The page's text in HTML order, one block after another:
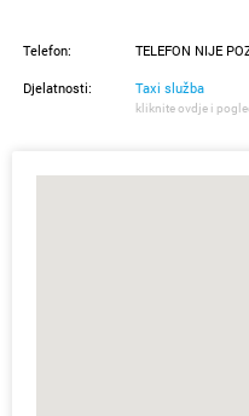
Telefon: TELEFON NIJE
Djelatnosti: Taxi služba
kliknite ovdje i